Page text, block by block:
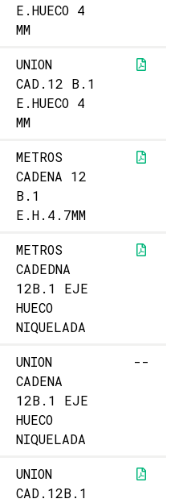
E.HUECO 4
MM
UNION
CAD.12 B.1
E.HUECO 4
MM
METROS
CADENA 12
B.1
E.H.4.7MM
METROS
CADEDNA
12B.1 EJE
HUECO
NIQUELADA
UNION
CADENA
12B.1 EJE
HUECO
NIQUELADA
--
UNION
CAD.12B.1